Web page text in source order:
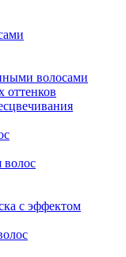
волосами
оттенков
волос
с эффектом